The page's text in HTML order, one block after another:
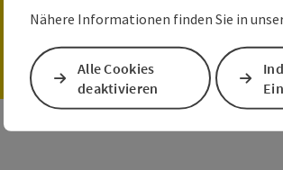
Nähere Informationen finden Sie in
Alle Cookies
deaktivieren